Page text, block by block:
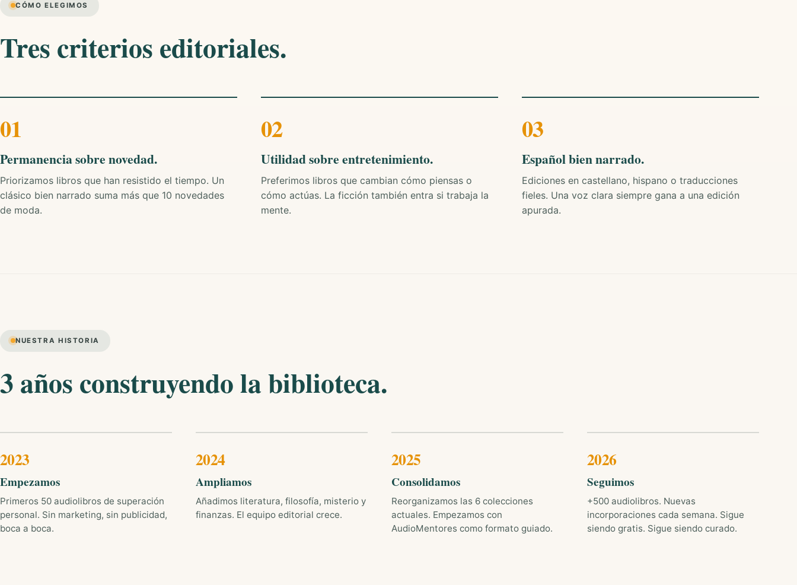
CÓMO ELEGIMOS
Tres criterios editoriales.
01
Permanencia sobre novedad.
Priorizamos libros que han resistido el tiempo. Un
clásico bien narrado suma más que 10 novedades
de moda.
02
Utilidad sobre entretenimiento.
Preferimos libros que cambian cómo piensas o
cómo actúas. La ficción también entra si trabaja la
mente.
03
Español bien narrado.
Ediciones en castellano, hispano o traducciones
fieles. Una voz clara siempre gana a una edición
apurada.
NUESTRA HISTORIA
3 años construyendo la biblioteca.
2023
Empezamos
Primeros 50 audiolibros de superación
personal. Sin marketing, sin publicidad,
boca a boca.
2024
Ampliamos
Añadimos literatura, filosofía, misterio y
finanzas. El equipo editorial crece.
2025
Consolidamos
Reorganizamos las 6 colecciones
actuales. Empezamos con
AudioMentores como formato guiado.
2026
Seguimos
+500 audiolibros. Nuevas
incorporaciones cada semana. Sigue
siendo gratis. Sigue siendo curado.